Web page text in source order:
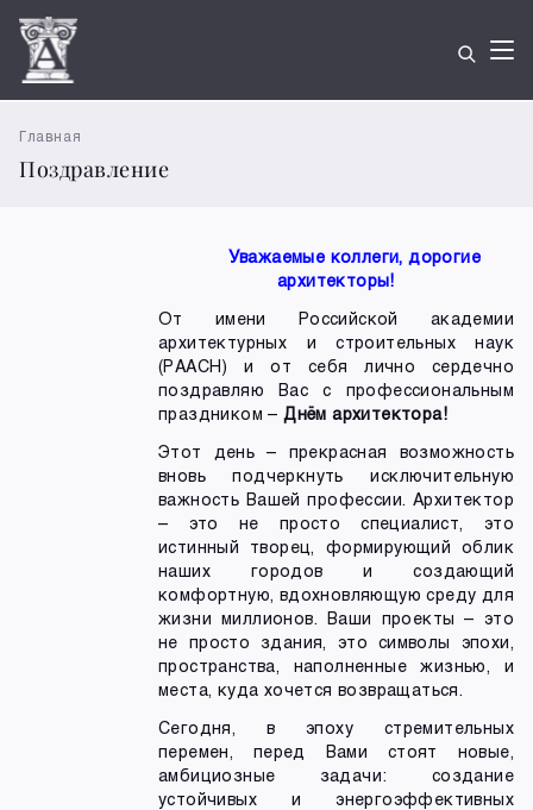
Главная
Поздравление
Уважаемые коллеги, дорогие
архитекторы!
От имени Российской академии
архитектурных и строительных наук
(РААСН) и от себя лично сердечно
поздравляю Вас с профессиональным
праздником –Днём архитектора!
Этот день – прекрасная возможность
вновь подчеркнуть исключительную
важность Вашей профессии. Архитектор
– это не просто специалист, это
истинный творец, формирующий облик
наших городов и создающий
комфортную, вдохновляющую среду для
жизни миллионов. Ваши проекты – это
не просто здания, это символы эпохи,
пространства, наполненные жизнью, и
места, куда хочется возвращаться.
Сегодня, в эпоху стремительных
перемен, перед Вами стоят новые,
амбициозные задачи: создание
устойчивых и энергоэффективных